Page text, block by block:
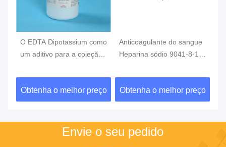
O EDTA Dipotassium como
um aditivo para a coleção
sangue do EDTA
Obtenha o melhor preço
Anticoagulante do sangue
Heparina sódio 9041-8-1
de sangue
Obtenha o melhor preço
do
Envie o seu pedido